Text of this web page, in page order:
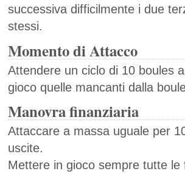
successiva difficilmente i due
stessi.
Momento di Attacco
Attendere un ciclo di 10 boules
gioco quelle mancanti dalla
Manovra finanziaria
Attaccare a massa uguale per
uscite.
Mettere in gioco sempre tutte